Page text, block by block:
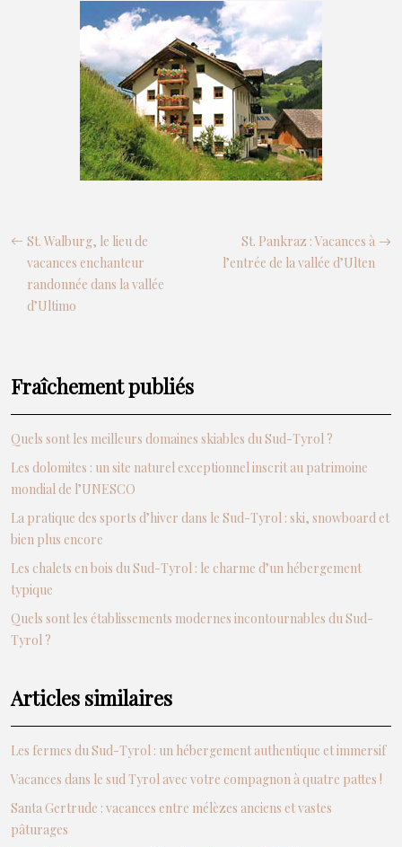
St. Walburg, le lieu de
vacances enchanteur
randonnée dans la vallée
d’Ultimo
St. Pankraz : Vacances à
l’entrée de la vallée d’Ulten
Fraîchement publiés
Quels sont les meilleurs domaines skiables du Sud-Tyrol ?
Les dolomites : un site naturel exceptionnel inscrit au patrimoine
mondial de l’UNESCO
La pratique des sports d’hiver dans le Sud-Tyrol : ski, snowboard et
bien plus encore
Les chalets en bois du Sud-Tyrol : le charme d’un hébergement
typique
Quels sont les établissements modernes incontournables du Sud-
Tyrol ?
Articles similaires
Les fermes du Sud-Tyrol : un hébergement authentique et immersif
Vacances dans le sud Tyrol avec votre compagnon à quatre pattes !
Santa Gertrude : vacances entre mélèzes anciens et vastes
pâturages